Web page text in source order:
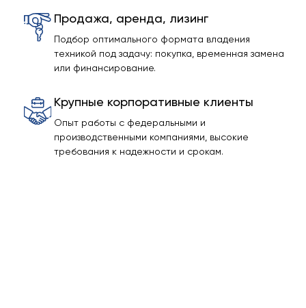
Продажа, аренда, лизинг
Подбор оптимального формата владения
техникой под задачу: покупка, временная замена
или финансирование.
Крупные корпоративные клиенты
Опыт работы с федеральными и
производственными компаниями, высокие
требования к надежности и срокам.